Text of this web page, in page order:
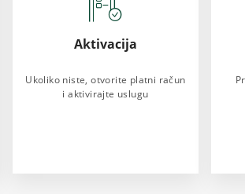
Aktivacija
Ukoliko niste, otvorite platni račun
i aktivirajte uslugu